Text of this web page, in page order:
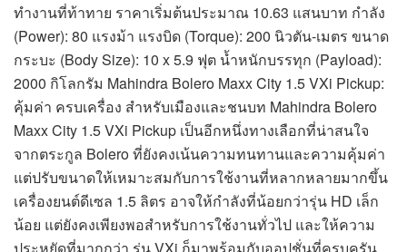
ทำงานที่ท้าทาย ราคาเริ่มต้นประมาณ 10.63 แสนบาท กำลัง
(Power): 80 แรงม้า แรงบิด (Torque): 200 นิวตัน-เมตร ขนาด
กระบะ (Body Size): 10 x 5.9 ฟุต น้ำหนักบรรทุก (Payload):
2000 กิโลกรัม Mahindra Bolero Maxx City 1.5 VXi Pickup:
คุ้มค่า ครบเครื่อง สำหรับเมืองและชนบท Mahindra Bolero
Maxx City 1.5 VXi Pickup เป็นอีกหนึ่งทางเลือกที่น่าสนใจ
จากตระกูล Bolero ที่ยังคงเน้นความทนทานและความคุ้มค่า
แต่ปรับขนาดให้เหมาะสมกับการใช้งานที่หลากหลายมากขึ้น
เครื่องยนต์ดีเซล 1.5 ลิตร อาจให้กำลังที่น้อยกว่ารุ่น HD เล็ก
น้อย แต่ยังคงเพียงพอสำหรับการใช้งานทั่วไป และให้ความ